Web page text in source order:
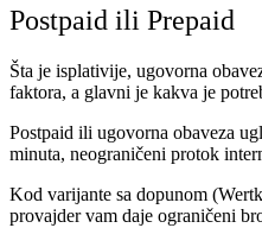
Postpaid ili Prepaid
Šta je isplativije, ugovorna
faktora, a glavni je kakva je
Postpaid ili ugovorna obaveza
minuta, neograničeni protok
Kod varijante sa dopunom
provajder vam daje ograničeni